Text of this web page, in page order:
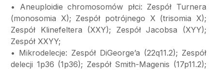
• Aneuploidie chromosomów płci: Zespół Turnera
(monosomia X); Zespół potrójnego X (trisomia X);
Zespół Klinefeltera (XXY); Zespół Jacobsa (XYY);
Zespół XXYY;
• Mikrodelecje: Zespół DiGeorge’a (22q11.2); Zespół
delecji 1p36 (1p36); Zespół Smith-Magenis (17p11.2);